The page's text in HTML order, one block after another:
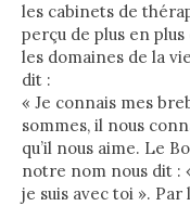
les cabinets de
perçu de plus en
les domaines de la
dit :
« Je connais mes
sommes, il nous
qu’il nous aime. Le
notre nom nous dit :
je suis avec toi ». Par